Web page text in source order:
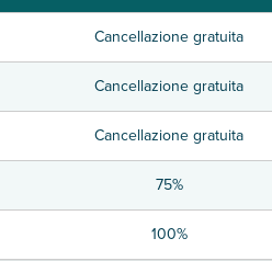
Cancellazione gratuita
Cancellazione gratuita
Cancellazione gratuita
75%
100%